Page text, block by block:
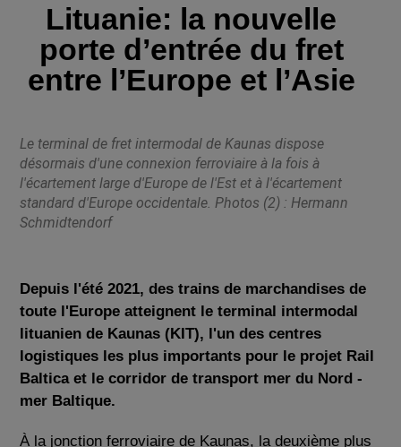
Lituanie: la nouvelle
porte d’entrée du fret
entre l’Europe et l’Asie
Le terminal de fret intermodal de Kaunas dispose
désormais d'une connexion ferroviaire à la fois à
l'écartement large d'Europe de l'Est et à l'écartement
standard d'Europe occidentale. Photos (2) : Hermann
Schmidtendorf
Depuis l'été 2021, des trains de marchandises de
toute l'Europe atteignent le terminal intermodal
lituanien de Kaunas (KIT), l'un des centres
logistiques les plus importants pour le projet Rail
Baltica et le corridor de transport mer du Nord -
mer Baltique.
À la jonction ferroviaire de Kaunas, la deuxième plus